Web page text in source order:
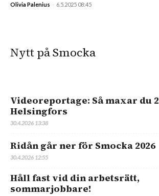
Olivia Palenius - 6.5.2025 08:45
Nytt på Smocka
Videoreportage: Så maxar du
Helsingfors
30.4.2026 13:38
Ridån går ner för Smocka 2026
30.4.2026 12:55
Håll fast vid din arbetsrätt,
sommarjobbare!